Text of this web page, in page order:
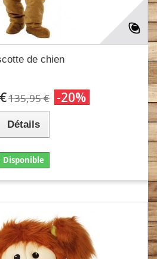
de chien
135,95 € -20%
Détails
Disponible